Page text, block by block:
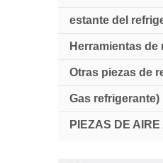
estante del
Herramientas de
Otras piezas de
Gas refrigerante)